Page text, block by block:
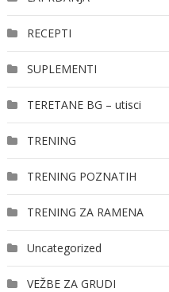
RECEPTI
SUPLEMENTI
TERETANE BG – utisci
TRENING
TRENING POZNATIH
TRENING ZA RAMENA
Uncategorized
VEŽBE ZA GRUDI